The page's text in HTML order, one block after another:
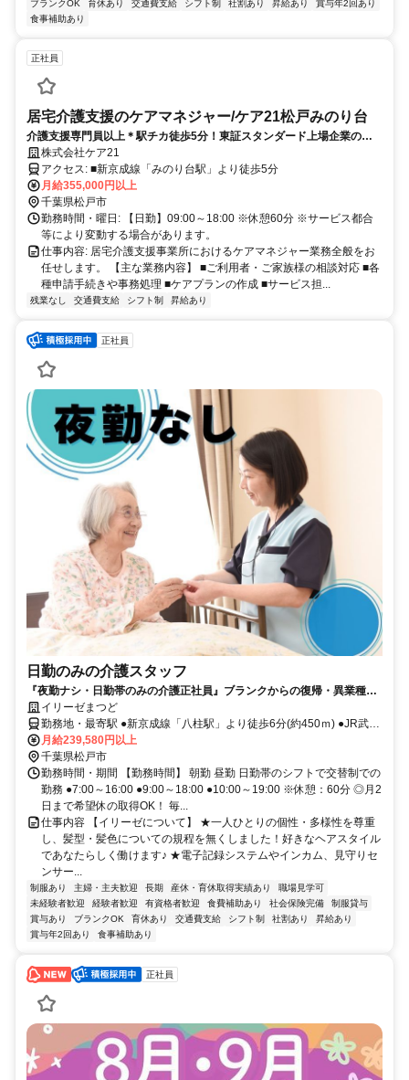
ブランクOK 育休あり 交通費支給 シフト制 社割あり 昇給あり
賞与年2回あり
食事補助あり
正社員
居宅介護支援のケアマネジャー/ケア21松戸みのり台
介護支援専門員以上＊駅チカ徒歩5分！東証スタンダード上場企業の居
宅ケアマネ＊賞与＆昇給＆勤続加算あり/土日休み/福利厚生充実♪
株式会社ケア21
アクセス: ■新京成線「みのり台駅」より徒歩5分
月給355,000円以上
千葉県松戸市
勤務時間・曜日: 【日勤】09:00～18:00 ※休憩60分 ※サービス都合
等により変動する場合があります。
仕事内容: 居宅介護支援事業所におけるケアマネジャー業務全般をお
任せします。 【主な業務内容】 ■ご利用者・ご家族様の相談対応 ■各
種申請手続きや事務処理 ■ケアプランの作成 ■サービス担...
残業なし 交通費支給 シフト制 昇給あり
正社員
日勤のみの介護スタッフ
『夜勤ナシ・日勤帯のみの介護正社員』ブランクからの復帰・異業種か
らの転職も大歓迎です！
イリーゼまつど
勤務地・最寄駅 ●新京成線「八柱駅」より徒歩6分(約450ｍ) ●JR武蔵
野線「新八柱駅」より徒歩6分(約450ｍ) ※車通勤OK
月給239,580円以上
千葉県松戸市
勤務時間・期間 【勤務時間】 朝勤 昼勤 日勤帯のシフトで交替制での
勤務 ●7:00～16:00 ●9:00～18:00 ●10:00～19:00 ※休憩：60分 ◎月2
日まで希望休の取得OK！ 毎...
仕事内容 【イリーゼについて】 ★一人ひとりの個性・多様性を尊重
し、髪型・髪色についての規程を無くしました！好きなヘアスタイル
であなたらしく働けます♪ ★電子記録システムやインカム、見守りセ
ンサー...
制服あり 主婦・主夫歓迎 長期 産休・育休取得実績あり
職場見学可
未経験者歓迎
経験者歓迎 有資格者歓迎 食費補助あり 社会保険完備
制服貸与
賞与あり
ブランクOK 育休あり 交通費支給 シフト制 社割あり
昇給あり
賞与年2回あり
食事補助あり
正社員